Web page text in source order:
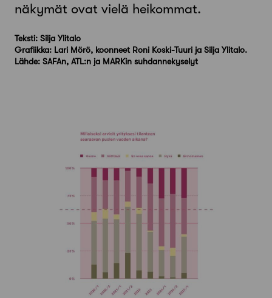
näkymät ovat vielä heikommat.
Teksti: Silja Ylitalo
Grafiikka: Lari Mörö, koonneet Roni Koski-Tuuri ja Silja Ylitalo.
Lähde: SAFAn, ATL:n ja MARKin suhdannekyselyt